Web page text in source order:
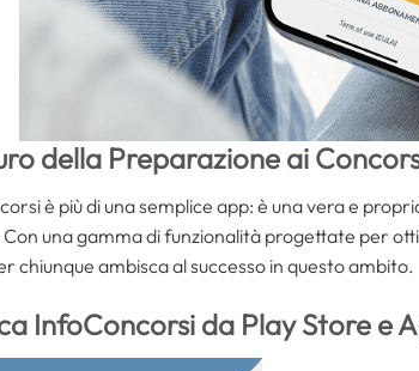
della Preparazione ai
è più di una semplice app: è una vera e
Con una gamma di funzionalità progettate per
chiunque ambisca al successo in questo ambito.
InfoConcorsi da Play Store e